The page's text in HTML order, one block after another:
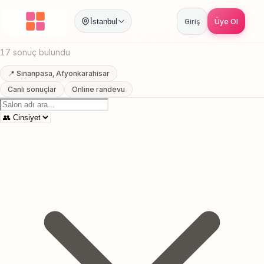
İstanbul Giriş Üye Ol
Anasayfa / Afyonkarahisar Sinanpasa Cocuk Kuaforu
Sinanpasa, Afyonkarahisar Cocuk Kuaforu
17 sonuç bulundu
📍 Sinanpasa, Afyonkarahisar
Canlı sonuçlar
Online randevu